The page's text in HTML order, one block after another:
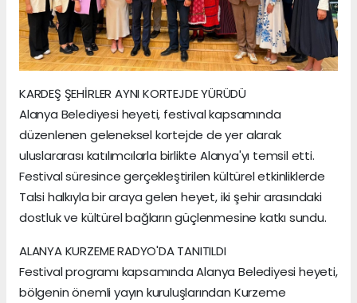
KARDEŞ ŞEHİRLER AYNI KORTEJDE YÜRÜDÜ
Alanya Belediyesi heyeti, festival kapsamında
düzenlenen geleneksel kortejde de yer alarak
uluslararası katılımcılarla birlikte Alanya'yı temsil etti.
Festival süresince gerçekleştirilen kültürel etkinliklerde
Talsi halkıyla bir araya gelen heyet, iki şehir arasındaki
dostluk ve kültürel bağların güçlenmesine katkı sundu.
ALANYA KURZEME RADYO'DA TANITILDI
Festival programı kapsamında Alanya Belediyesi heyeti,
bölgenin önemli yayın kuruluşlarından Kurzeme